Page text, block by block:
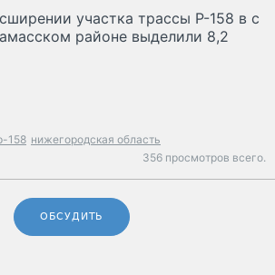
участка трассы Р-158 в с
районе выделили 8,2
158 нижегородская область
356 просмотров всего.
ОБСУДИТЬ